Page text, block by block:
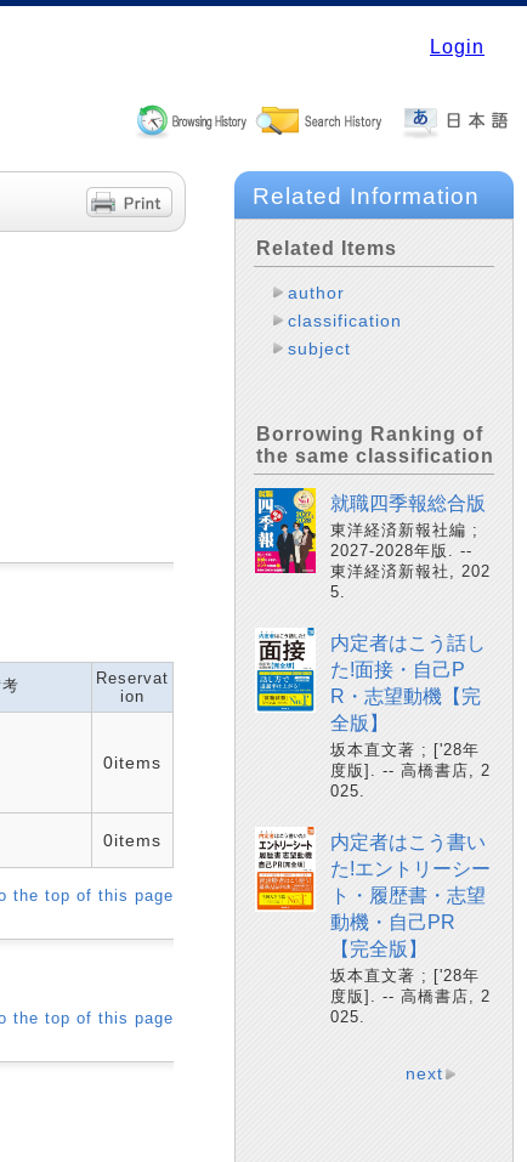
Login
Reservat
ion
0items
0items
the top of this page
the top of this page
Related Information
Related Items
author
classification
subject
Borrowing Ranking of
the same classification
就職四季報総合版
東洋経済新報社編 ;
2027-2028年版. --
東洋経済新報社, 202
5.
内定者はこう話し
た!面接・自己P
R・志望動機【完
全版】
坂本直文著 ; ['28年
度版]. -- 高橋書店, 2
025.
内定者はこう書い
た!エントリーシー
ト・履歴書・志望
動機・自己PR
【完全版】
坂本直文著 ; ['28年
度版]. -- 高橋書店, 2
025.
next